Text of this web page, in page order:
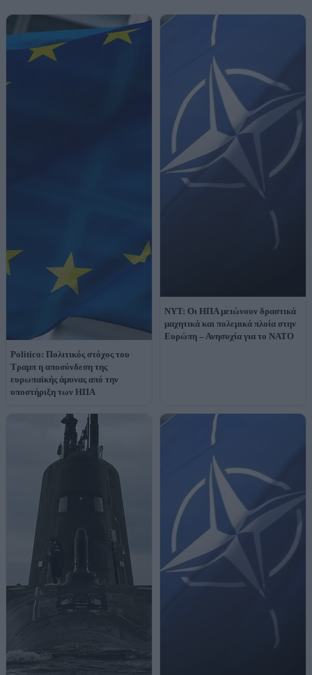
Politico: Πολιτικός στόχος του
Τραμπ η αποσύνδεση της
ευρωπαϊκής άμυνας από την
υποστήριξη των ΗΠΑ
NYT: Οι ΗΠΑ μειώνουν δραστικά
μαχητικά και πολεμικά πλοία στην
Ευρώπη – Ανησυχία για το ΝΑΤΟ